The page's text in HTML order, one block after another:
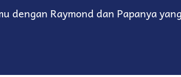
dengan Raymond dan Papanya